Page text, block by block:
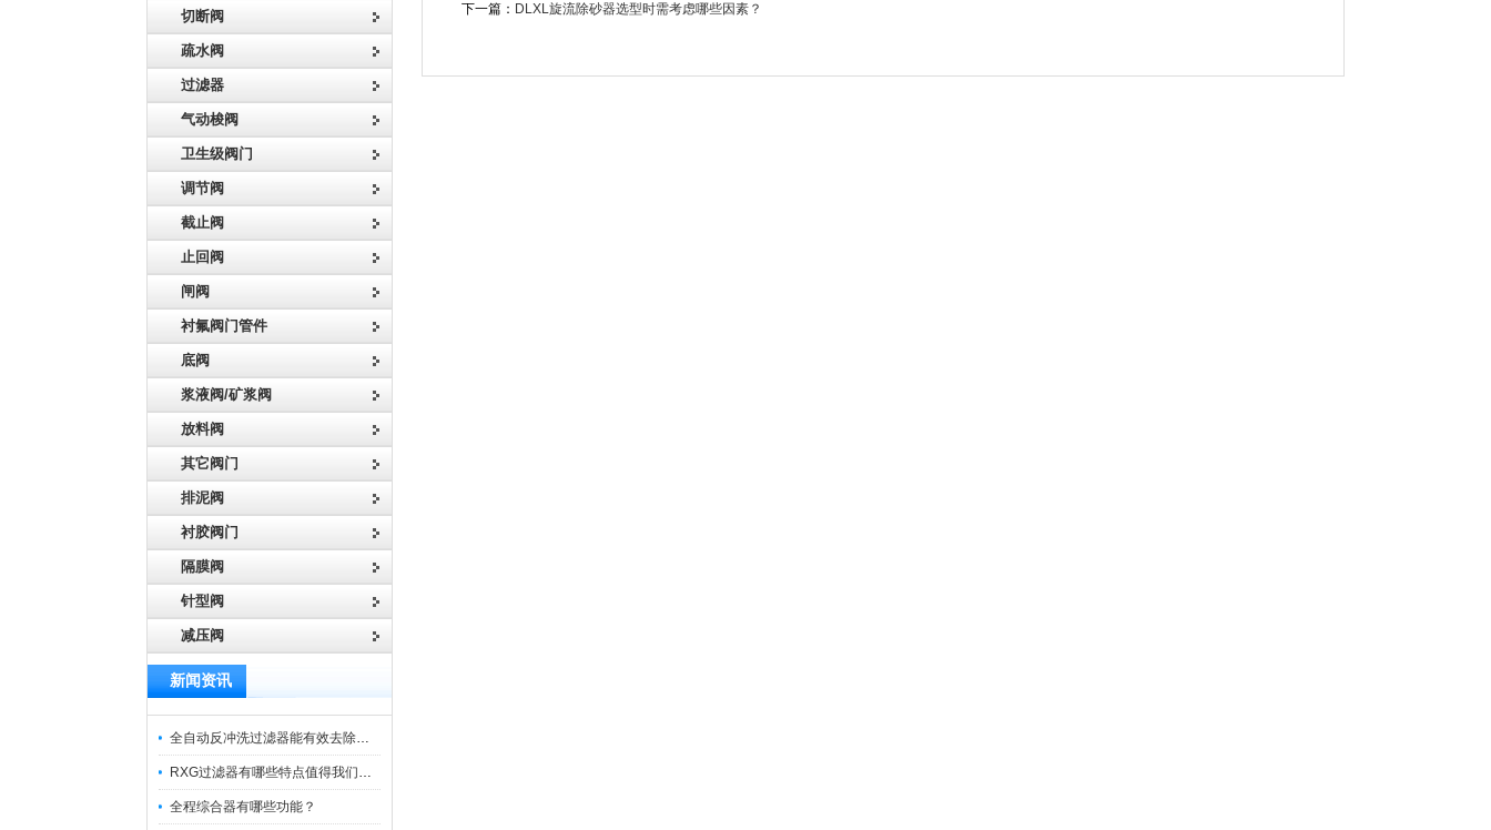
切断阀
疏水阀
过滤器
气动梭阀
卫生级阀门
调节阀
截止阀
止回阀
闸阀
衬氟阀门管件
底阀
浆液阀/矿浆阀
放料阀
其它阀门
排泥阀
衬胶阀门
隔膜阀
针型阀
减压阀
新闻资讯
全自动反冲洗过滤器能有效去除过滤介质上的杂质
RXG过滤器有哪些特点值得我们选择？
全程综合器有哪些功能？
下一篇： DLXL旋流除砂器选型时需考虑哪些因素？